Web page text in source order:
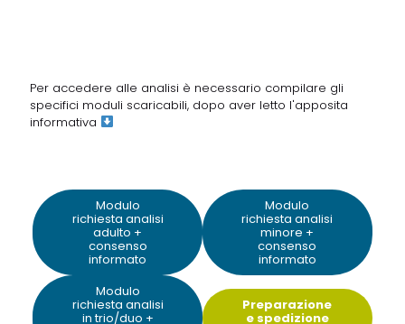
Per accedere alle analisi è necessario compilare gli
specifici moduli scaricabili, dopo aver letto l'apposita
informativa
Modulo
richiesta analisi
adulto +
consenso
informato
Modulo
richiesta analisi
minore +
consenso
informato
Modulo
richiesta analisi
in trio/duo +
Preparazione
e spedizione